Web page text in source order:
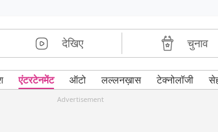
देखिए चुनाव
एंटरटेनमेंट ऑटो लल्लनख़ास टेक्नोलॉजी
Advertisement